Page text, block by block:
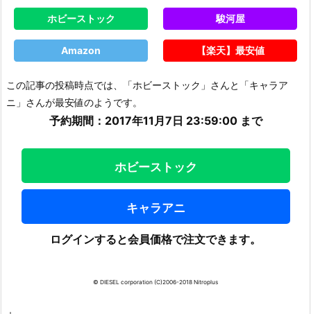
ホビーストック 駿河屋
Amazon 【楽天】最安値
この記事の投稿時点では、「ホビーストック」さんと「キャラア
ニ」さんが最安値のようです。
予約期間：2017年11月7日 23:59:00 まで
ホビーストック
キャラアニ
ログインすると会員価格で注文できます。
© DIESEL corporation (C)2006-2018 Nitroplus